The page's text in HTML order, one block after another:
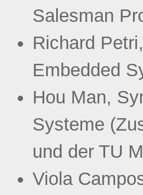
Salesman
Richard
Embedded
Hou Man,
Systeme
und der TU
Viola